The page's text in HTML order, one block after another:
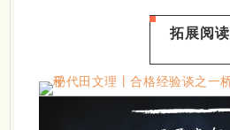
拓展阅读